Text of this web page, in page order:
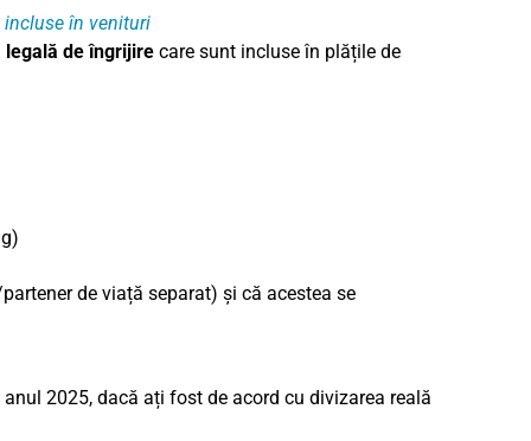
incluse în venituri
legală de îngrijirecare sunt incluse în plățile de
de viață separat) și că acestea se
2025, dacă ați fost de acord cu divizarea reală